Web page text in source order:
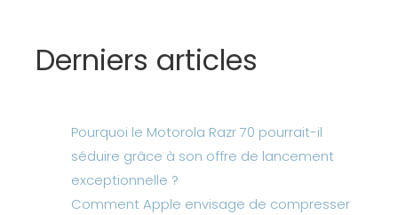
Derniers articles
Pourquoi le Motorola Razr 70 pourrait-il
séduire grâce à son offre de lancement
exceptionnelle ?
Comment Apple envisage de compresser